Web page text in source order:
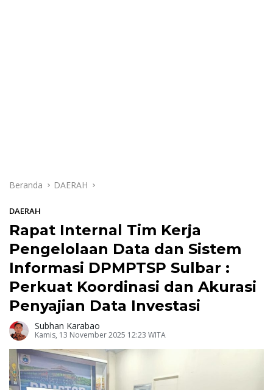
Beranda DAERAH
DAERAH
Rapat Internal Tim Kerja
Pengelolaan Data dan Sistem
Informasi DPMPTSP Sulbar :
Perkuat Koordinasi dan Akurasi
Penyajian Data Investasi
Subhan Karabao
Kamis, 13 November 2025 12:23 WITA